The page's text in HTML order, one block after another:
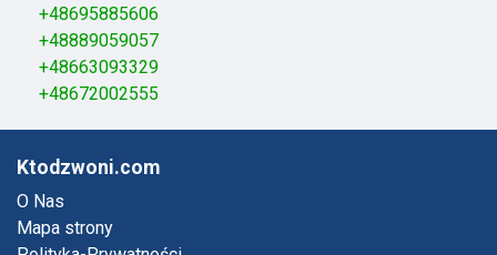
+48695885606
+48889059057
+48663093329
+48672002555
Ktodzwoni.com
O Nas
Mapa strony